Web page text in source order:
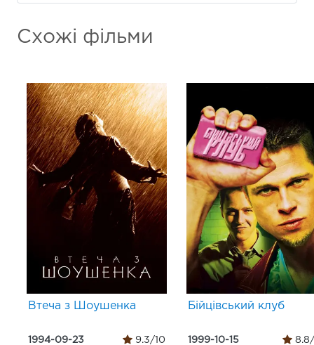
Схожі фільми
Втеча з Шоушенка
1994-09-23 9.3/10
Бійцівський клуб
1999-10-15 8.8/